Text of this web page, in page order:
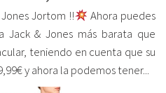
Jones Jortom !!
Ahora puedes
Jack & Jones más barata que
teniendo en cuenta que su
y ahora la podemos tener...